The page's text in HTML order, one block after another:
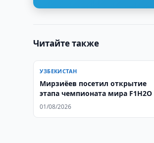
Читайте также
УЗБЕКИСТАН
Мирзиёев посетил открытие
этапа чемпионата мира F1H2O
01/08/2026